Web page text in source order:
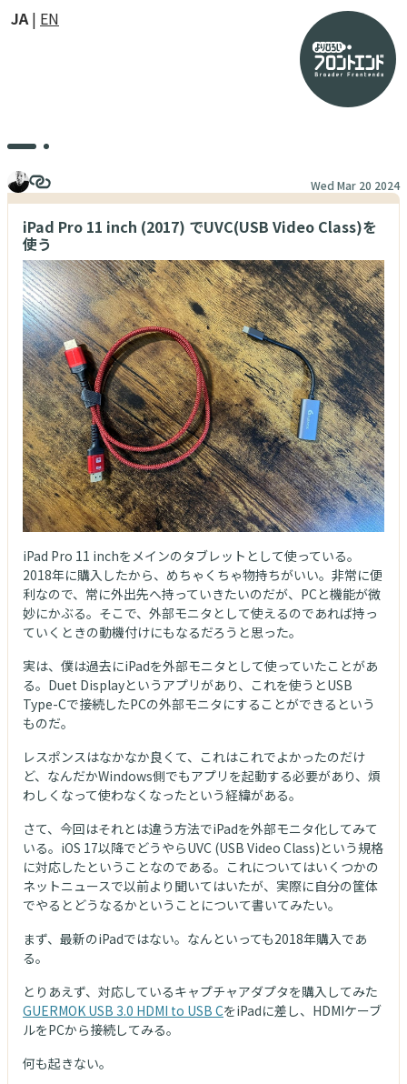
JA EN
Wed Mar 20 2024
iPad Pro 11 inch (2017) でUVC(USB Video Class)を
使う
iPad Pro 11 inchをメインのタブレットとして使っている。
2018年に購入したから、めちゃくちゃ物持ちがいい。非常に便
利なので、常に外出先へ持っていきたいのだが、PCと機能が微
妙にかぶる。そこで、外部モニタとして使えるのであれば持っ
ていくときの動機付けにもなるだろうと思った。
実は、僕は過去にiPadを外部モニタとして使っていたことがあ
る。Duet Displayというアプリがあり、これを使うとUSB
Type-Cで接続したPCの外部モニタにすることができるという
ものだ。
レスポンスはなかなか良くて、これはこれでよかったのだけ
ど、なんだかWindows側でもアプリを起動する必要があり、煩
わしくなって使わなくなったという経緯がある。
さて、今回はそれとは違う方法でiPadを外部モニタ化してみて
いる。iOS 17以降でどうやらUVC (USB Video Class)という規格
に対応したということなのである。これについてはいくつかの
ネットニュースで以前より聞いてはいたが、実際に自分の筐体
でやるとどうなるかということについて書いてみたい。
まず、最新のiPadではない。なんといっても2018年購入であ
る。
とりあえず、対応しているキャプチャアダプタを購入してみた
GUERMOK USB 3.0 HDMI to USB CをiPadに差し、HDMIケーブ
ルをPCから接続してみる。
何も起きない。